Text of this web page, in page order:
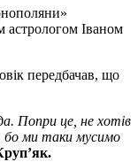
астрологом Іваном
передбачав, що
Попри це, не хотів
бо ми таки мусимо
’як.